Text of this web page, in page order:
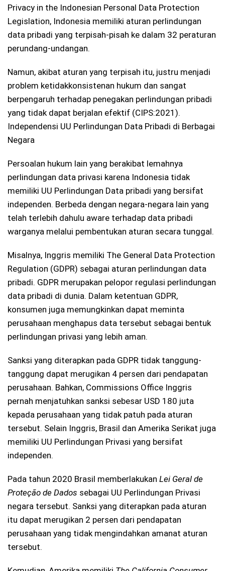
Privacy in the Indonesian Personal Data Protection
Legislation, Indonesia memiliki aturan perlindungan
data pribadi yang terpisah-pisah ke dalam 32 peraturan
perundang-undangan.
Namun, akibat aturan yang terpisah itu, justru menjadi
problem ketidakkonsistenan hukum dan sangat
berpengaruh terhadap penegakan perlindungan pribadi
yang tidak dapat berjalan efektif (CIPS:2021).
Independensi UU Perlindungan Data Pribadi di Berbagai
Negara
Persoalan hukum lain yang berakibat lemahnya
perlindungan data privasi karena Indonesia tidak
memiliki UU Perlindungan Data pribadi yang bersifat
independen. Berbeda dengan negara-negara lain yang
telah terlebih dahulu aware terhadap data pribadi
warganya melalui pembentukan aturan secara tunggal.
Misalnya, Inggris memiliki The General Data Protection
Regulation (GDPR) sebagai aturan perlindungan data
pribadi. GDPR merupakan pelopor regulasi perlindungan
data pribadi di dunia. Dalam ketentuan GDPR,
konsumen juga memungkinkan dapat meminta
perusahaan menghapus data tersebut sebagai bentuk
perlindungan privasi yang lebih aman.
Sanksi yang diterapkan pada GDPR tidak tanggung-
tanggung dapat merugikan 4 persen dari pendapatan
perusahaan. Bahkan, Commissions Office Inggris
pernah menjatuhkan sanksi sebesar USD 180 juta
kepada perusahaan yang tidak patuh pada aturan
tersebut. Selain Inggris, Brasil dan Amerika Serikat juga
memiliki UU Perlindungan Privasi yang bersifat
independen.
Pada tahun 2020 Brasil memberlakukan Lei Geral de
Proteção de Dados sebagai UU Perlindungan Privasi
negara tersebut. Sanksi yang diterapkan pada aturan
itu dapat merugikan 2 persen dari pendapatan
perusahaan yang tidak mengindahkan amanat aturan
tersebut.